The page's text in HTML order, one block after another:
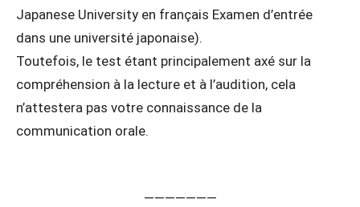
Japanese University en français Examen d’entrée
dans une université japonaise).
Toutefois, le test étant principalement axé sur la
compréhension à la lecture et à l’audition, cela
n’attestera pas votre connaissance de la
communication orale.
———————